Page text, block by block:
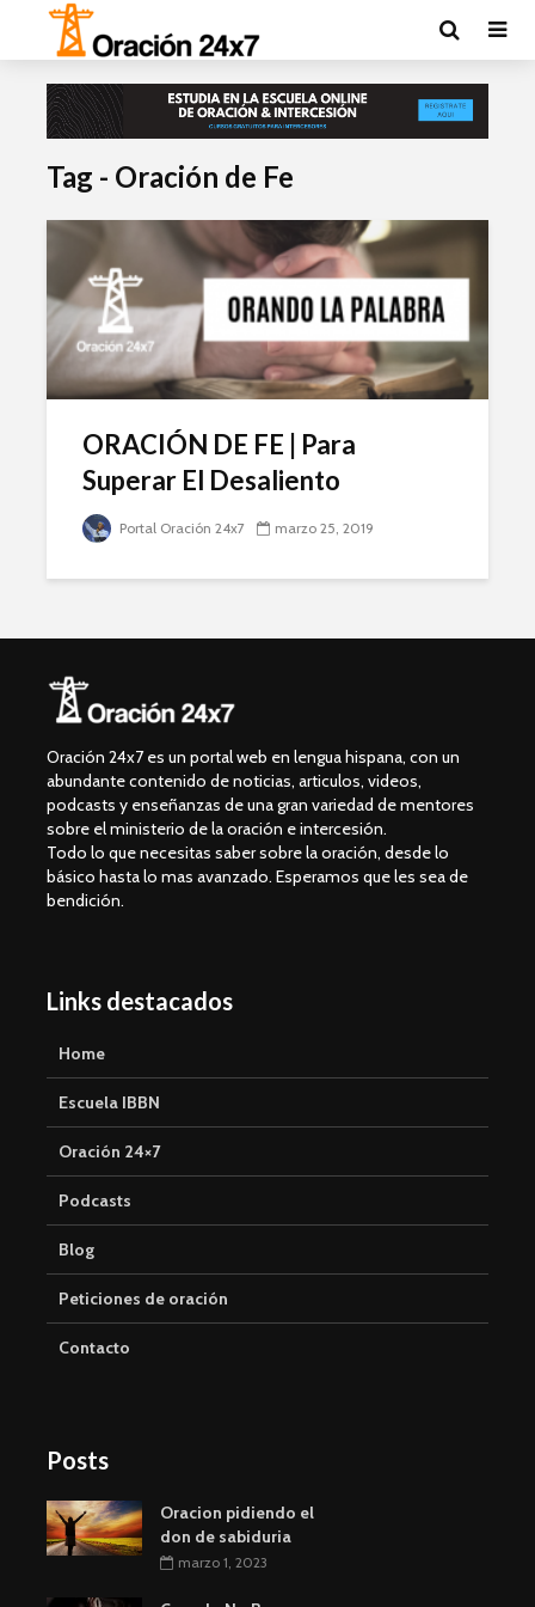
Tag - Oración de Fe
ORACIÓN DE FE | Para
Superar El Desaliento
Portal Oración 24x7 marzo 25, 2019
Oración 24x7 es un portal web en lengua hispana, con un
abundante contenido de noticias, articulos, videos,
podcasts y enseñanzas de una gran variedad de mentores
sobre el ministerio de la oración e intercesión.
Todo lo que necesitas saber sobre la oración, desde lo
básico hasta lo mas avanzado. Esperamos que les sea de
bendición.
Links destacados
Home
Escuela IBBN
Oración 24×7
Podcasts
Blog
Peticiones de oración
Contacto
Posts
Oracion pidiendo el
don de sabiduria
marzo 1, 2023